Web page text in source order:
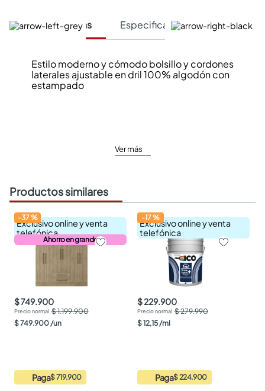
Características Especificaciones Técnicas
Estilo moderno y cómodo bolsillo y cordones
laterales ajustable en dril 100% algodón con
estampado
Ver más
Productos similares
Exclusivo online y venta
telefónica
Ahorro en grande
-37%
$ 749.900
$ 1.199.900
$749.900 /un
Paga$ 719.900
Exclusivo online y venta
telefónica
-17%
$ 229.900
$ 279.990
$12,15 /ml
Paga$ 224.900